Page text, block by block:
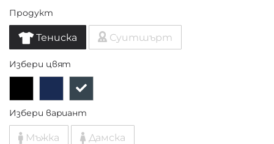
Продукт
Тениска Суитшърт
Избери цвят
Избери вариант
Мъжка Дамска